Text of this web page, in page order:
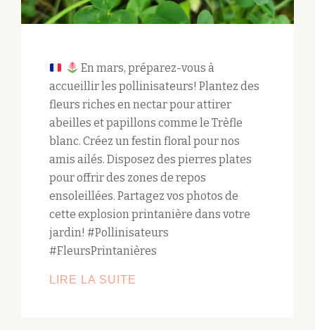
En mars, préparez-vous à
accueillir les pollinisateurs! Plantez des
fleurs riches en nectar pour attirer
abeilles et papillons comme le Trèfle
blanc. Créez un festin floral pour nos
amis ailés. Disposez des pierres plates
pour offrir des zones de repos
ensoleillées. Partagez vos photos de
cette explosion printanière dans votre
jardin! #Pollinisateurs
#FleursPrintanières
LIRE LA SUITE